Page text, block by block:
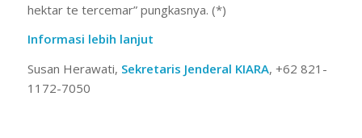
hektar te tercemar” pungkasnya. (*)
Informasi lebih lanjut
Susan Herawati, Sekretaris Jenderal KIARA, +62 821-
1172-7050